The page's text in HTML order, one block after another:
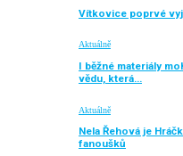
Vítkovice poprvé
Aktuálně
I běžné materiály
vědu, která…
Aktuálně
Nela Řehová je
fanoušků